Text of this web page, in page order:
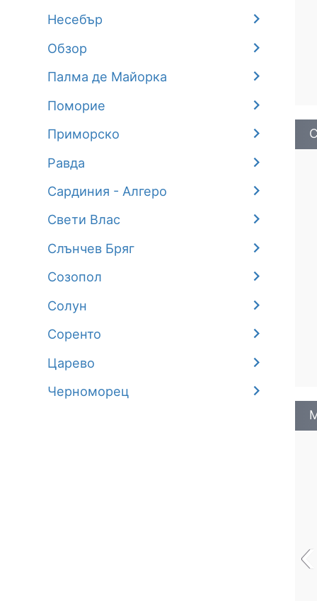
Несебър
Обзор
Палма де Майорка
Поморие
Приморско
Равда
Сардиния - Алгеро
Свети Влас
Слънчев Бряг
Созопол
Солун
Соренто
Царево
Черноморец
‹